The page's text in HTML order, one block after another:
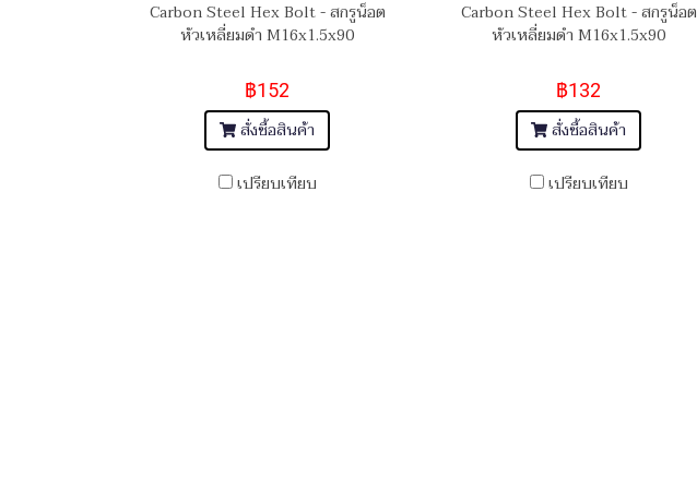
Carbon Steel Hex Bolt - สกรูน็อต
หัวเหลี่ยมดำ M16x1.5x90
฿152
สั่งซื้อสินค้า
เปรียบเทียบ
Carbon Steel Hex Bolt - สกรูน็อต
หัวเหลี่ยมดำ M16x1.5x90
฿132
สั่งซื้อสินค้า
เปรียบเทียบ